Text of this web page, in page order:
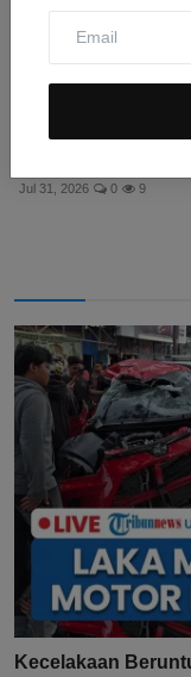
Jul 31, 2026 0 9
Kecelakaan